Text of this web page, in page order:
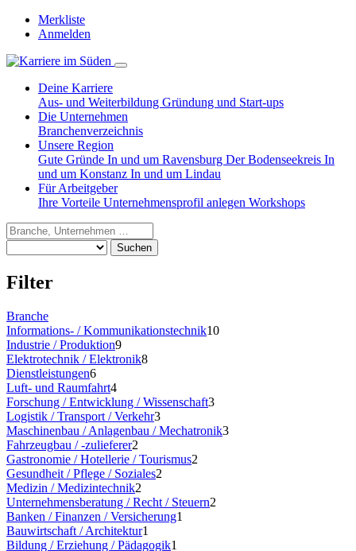
Merkliste
Anmelden
Deine Karriere
Aus- und Weiterbildung Gründung und Start-ups
Die Unternehmen
Branchenverzeichnis
Unsere Region
Gute Gründe In und um Ravensburg Der Bodenseekreis In
und um Konstanz In und um Lindau
Für Arbeitgeber
Ihre Vorteile Unternehmensprofil anlegen Workshops
Suchen
Filter
Branche
Informations- / Kommunikationstechnik10
Industrie / Produktion9
Elektrotechnik / Elektronik8
Dienstleistungen6
Luft- und Raumfahrt4
Forschung / Entwicklung / Wissenschaft3
Logistik / Transport / Verkehr3
Maschinenbau / Anlagenbau / Mechatronik3
Fahrzeugbau / -zulieferer2
Gastronomie / Hotellerie / Tourismus2
Gesundheit / Pflege / Soziales2
Medizin / Medizintechnik2
Unternehmensberatung / Recht / Steuern2
Banken / Finanzen / Versicherung1
Bauwirtschaft / Architektur1
Bildung / Erziehung / Pädagogik1